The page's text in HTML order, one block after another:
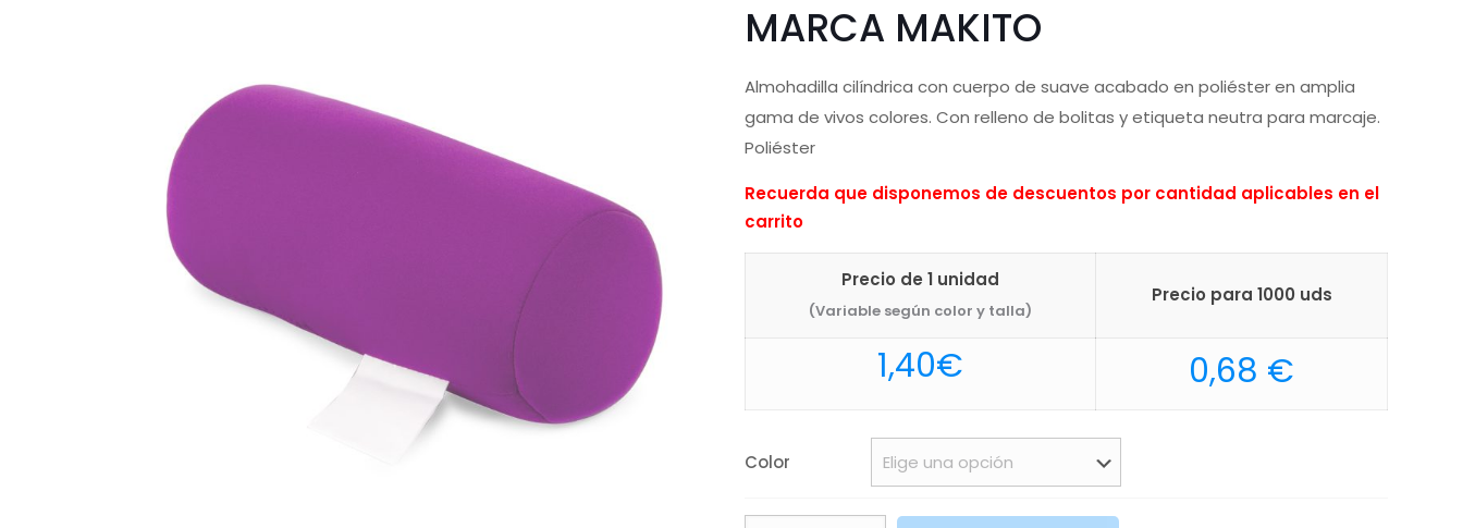
MARCA MAKITO
Almohadilla cilíndrica con cuerpo de suave acabado en poliéster en amplia
gama de vivos colores. Con relleno de bolitas y etiqueta neutra para marcaje.
Poliéster
Recuerda que disponemos de descuentos por cantidad aplicables en el
carrito
Precio de 1 unidad
(Variable según color y talla)
Precio para 1000 uds
1,40€ 0,68 €
Color